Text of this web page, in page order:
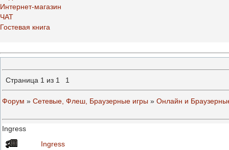
Интернет-магазин
ЧАТ
Гостевая книга
Страница 1 из 1 1
Форум » Сетевые, Флеш, Браузерные игры » Онлайн и
Ingress
Ingress